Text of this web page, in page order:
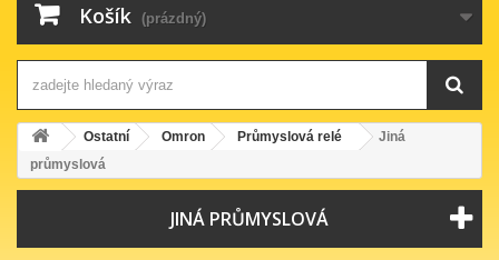
Košík (prázdný)
Ostatní Omron Průmyslová relé
Jiná
průmyslová
JINÁ PRŮMYSLOVÁ